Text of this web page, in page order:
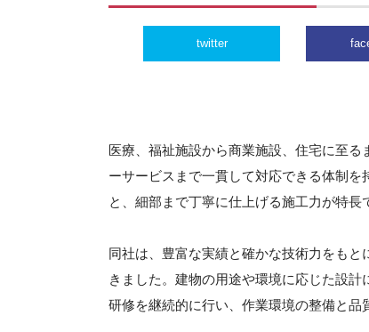
twitter
医療、福祉施設から商業施設、住宅に至る
ーサービスまで一貫して対応できる体制
と、細部まで丁寧に仕上げる施工力が特長
同社は、豊富な実績と確かな技術力をも
きました。建物の用途や環境に応じた設
研修を継続的に行い、作業環境の整備と品